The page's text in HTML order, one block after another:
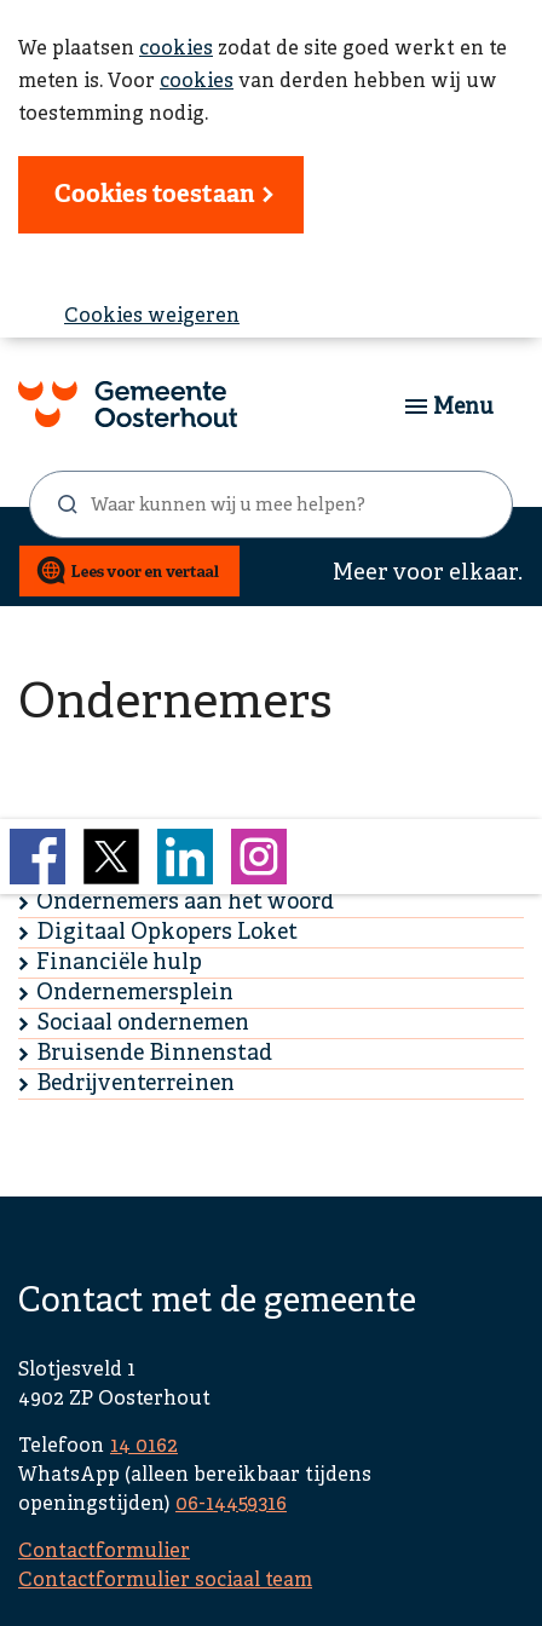
We plaatsen cookies zodat de site goed werkt en te
meten is. Voor cookies van derden hebben wij uw
toestemming nodig.
Cookies toestaan
Cookies weigeren
Zoekformulier
Waar
kunnen
wij
u
mee
Menu
Meer voor elkaar.
Ondernemers
Bedrijf starten
Vergunningen en ontheffingen
Ondernemers aan het woord
Digitaal Opkopers Loket
Financiële hulp
Ondernemersplein
Sociaal ondernemen
Bruisende Binnenstad
Bedrijventerreinen
Contact met de gemeente
Slotjesveld 1
4902 ZP Oosterhout
Telefoon 14 0162
WhatsApp (alleen bereikbaar tijdens
openingstijden) 06-14459316
Contactformulier
Contactformulier sociaal team